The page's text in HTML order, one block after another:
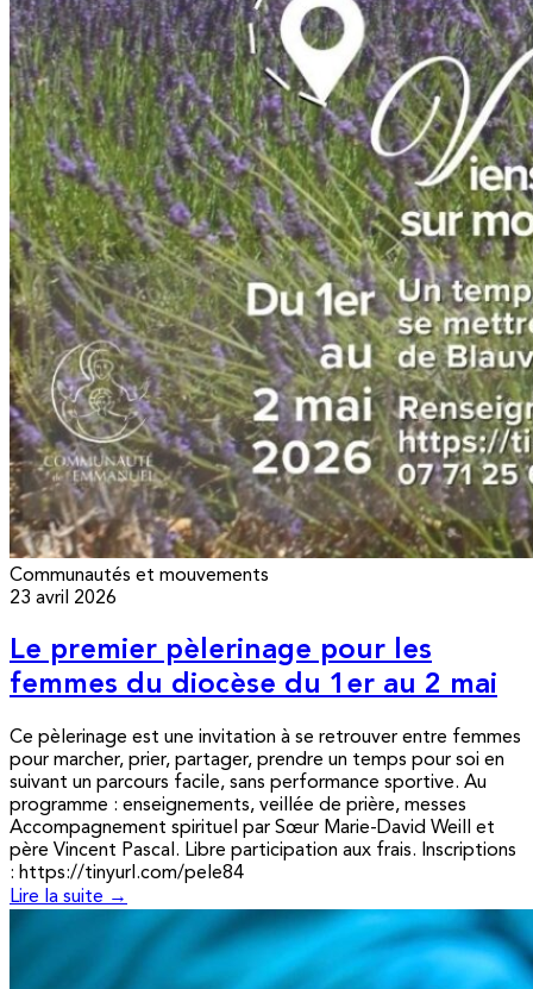
Communautés et mouvements
23 avril 2026
Le premier pèlerinage pour les
femmes du diocèse du 1er au 2 mai
Ce pèlerinage est une invitation à se retrouver entre femmes
pour marcher, prier, partager, prendre un temps pour soi en
suivant un parcours facile, sans performance sportive. Au
programme : enseignements, veillée de prière, messes
Accompagnement spirituel par Sœur Marie-David Weill et
père Vincent Pascal. Libre participation aux frais. Inscriptions
: https://tinyurl.com/pele84
Lire la suite →